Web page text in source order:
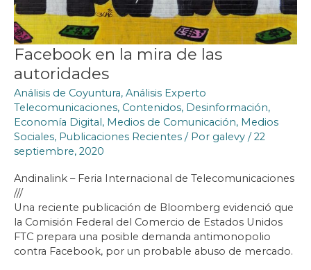
Facebook en la mira de las
autoridades
Análisis de Coyuntura, Análisis Experto
Telecomunicaciones, Contenidos, Desinformación,
Economía Digital , Medios de Comunicación, Medios
Sociales, Publicaciones Recientes / Por galevy / 22
septiembre, 2020
Andinalink – Feria Internacional de Telecomunicaciones
///
Una reciente publicación de Bloomberg evidenció que
la Comisión Federal del Comercio de Estados Unidos
FTC prepara una posible demanda antimonopolio
contra Facebook, por un probable abuso de mercado.